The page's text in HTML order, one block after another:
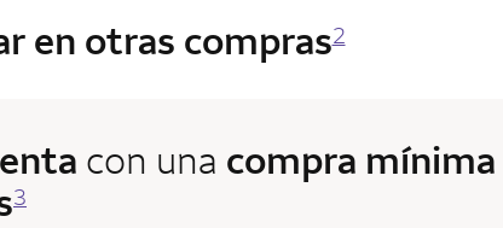
en otras compras2
con una compra
3